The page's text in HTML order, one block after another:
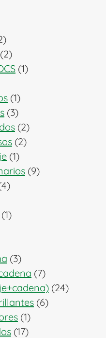
2
productos
22
productos
11
11
producto
33
productos
22
productos
22
11
producto
99
44
11
33
productos
77
productos
2424
66
11
producto
1717